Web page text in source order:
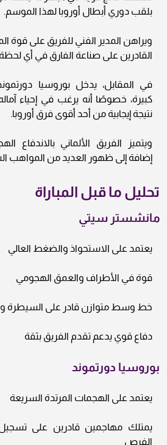
بلقب دوري أبطال أوروبا لهذا الموسم.
ويراهن المدير الفني للفريق على قوة
القادرين على صناعة الفارق في أي
في المقابل، يدخل بوروسيا
كبيرة، خصوصًا أنه يرغب في إحياء
نتيجة إيجابية من أحد أقوى فرق أوروبا.
ويتميز الفريق الألماني بالاندفاع
إضافة إلى ظهور العديد من المواهب
تحليل ما قبل المباراة
مانشستر سيتي
يعتمد على الاستحواذ والضغط العالي
قوة في الأطراف والعمق الهجومي
خط وسط متوازن قادر على السيطرة
دفاع قوي يدعم تقدم الفريق بثقة
بوروسيا دورتموند
يعتمد على الهجمات المرتدة السريعة
يمتلك مهاجمين قادرين على
الفرص